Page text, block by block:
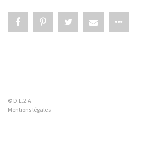
© D.L.2.A.
Mentions légales